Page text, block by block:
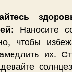
Наносите
чтобы
их.